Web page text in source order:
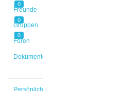
0
Freunde
0
Gruppen
0
Foren
Dokumente
Persönlich